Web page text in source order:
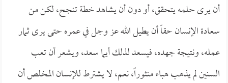
أن يرى حلمه يتحقق، أو دون أن يشاهد خطة تنجح، لكن من
سعادة الإنسان حقاً أن يطيل الله عز وجل في عمره حتى يرى ثمار
عمله، ونتيجة جهده، فيسعد لذلك أيما سعد، ويشعر أن تعب
السنين لم يذهب هباء منثوراً، نعم، لا يشترط للإنسان المخلص أن